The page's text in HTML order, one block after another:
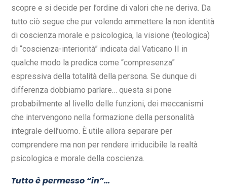
scopre e si decide per l’ordine di valori che ne deriva. Da
tutto ciò segue che pur volendo ammettere la non identità
di coscienza morale e psicologica, la visione (teologica)
di “coscienza-interiorità” indicata dal Vaticano II in
qualche modo la predica come “compresenza”
espressiva della totalità della persona. Se dunque di
differenza dobbiamo parlare… questa si pone
probabilmente al livello delle funzioni, dei meccanismi
che intervengono nella formazione della personalità
integrale dell’uomo. È utile allora separare per
comprendere ma non per rendere irriducibile la realtà
psicologica e morale della coscienza.
Tutto è permesso “in”…